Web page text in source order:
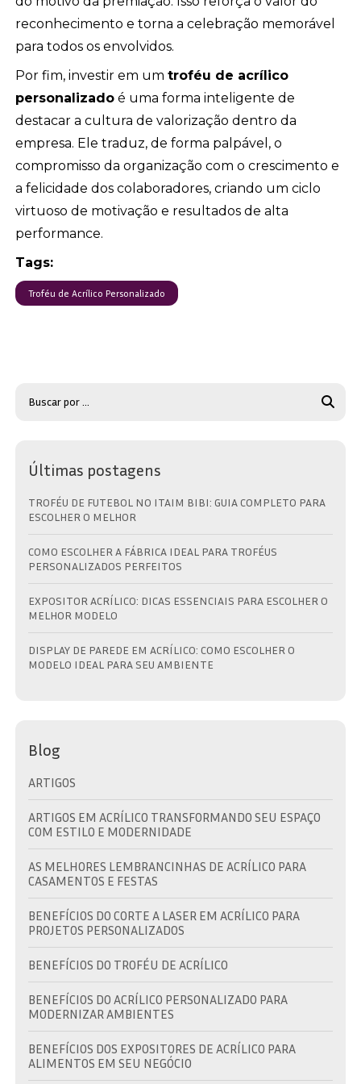
reconhecimento e torna a celebração memorável
para todos os envolvidos.
Por fim, investir em umtroféu de acrílico
personalizado é uma forma inteligente de
destacar a cultura de valorização dentro da
empresa. Ele traduz, de forma palpável, o
compromisso da organização com o crescimento e
a felicidade dos colaboradores, criando um ciclo
virtuoso de motivação e resultados de alta
performance.
Tags:
Troféu de Acrílico Personalizado
Últimas postagens
TROFÉU DE FUTEBOL NO ITAIM BIBI: GUIA COMPLETO PARA
ESCOLHER O MELHOR
COMO ESCOLHER A FÁBRICA IDEAL PARA TROFÉUS
PERSONALIZADOS PERFEITOS
EXPOSITOR ACRÍLICO: DICAS ESSENCIAIS PARA ESCOLHER O
MELHOR MODELO
DISPLAY DE PAREDE EM ACRÍLICO: COMO ESCOLHER O
MODELO IDEAL PARA SEU AMBIENTE
Blog
ARTIGOS
ARTIGOS EM ACRÍLICO TRANSFORMANDO SEU ESPAÇO
COM ESTILO E MODERNIDADE
AS MELHORES LEMBRANCINHAS DE ACRÍLICO PARA
CASAMENTOS E FESTAS
BENEFÍCIOS DO CORTE A LASER EM ACRÍLICO PARA
PROJETOS PERSONALIZADOS
BENEFÍCIOS DO TROFÉU DE ACRÍLICO
BENEFÍCIOS DO ACRÍLICO PERSONALIZADO PARA
MODERNIZAR AMBIENTES
BENEFÍCIOS DOS EXPOSITORES DE ACRÍLICO PARA
ALIMENTOS EM SEU NEGÓCIO